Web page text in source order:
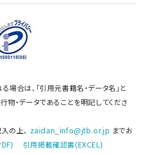
合は、「引用元書籍名・データ名」と
物・データであることを明記してくださ
の上、 zaidan_info@jtb.or.jp までお
引用掲載確認書(EXCEL)